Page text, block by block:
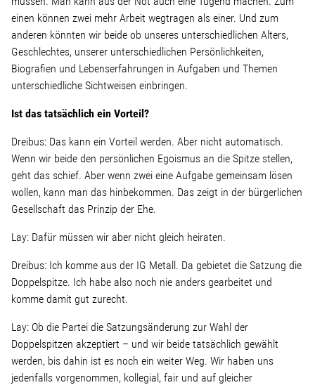
einen können zwei mehr Arbeit wegtragen als einer. Und zum
anderen könnten wir beide ob unseres unterschiedlichen Alters,
Geschlechtes, unserer unterschiedlichen Persönlichkeiten,
Biografien und Lebenserfahrungen in Aufgaben und Themen
unterschiedliche Sichtweisen einbringen.
Ist das tatsächlich ein Vorteil?
Dreibus: Das kann ein Vorteil werden. Aber nicht automatisch.
Wenn wir beide den persönlichen Egoismus an die Spitze stellen,
geht das schief. Aber wenn zwei eine Aufgabe gemeinsam lösen
wollen, kann man das hinbekommen. Das zeigt in der bürgerlichen
Gesellschaft das Prinzip der Ehe.
Lay: Dafür müssen wir aber nicht gleich heiraten.
Dreibus: Ich komme aus der IG Metall. Da gebietet die Satzung die
Doppelspitze. Ich habe also noch nie anders gearbeitet und
komme damit gut zurecht.
Lay: Ob die Partei die Satzungsänderung zur Wahl der
Doppelspitzen akzeptiert – und wir beide tatsächlich gewählt
werden, bis dahin ist es noch ein weiter Weg. Wir haben uns
jedenfalls vorgenommen, kollegial, fair und auf gleicher